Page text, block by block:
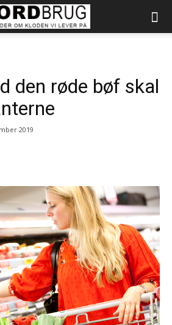
den røde bøf skal
2019